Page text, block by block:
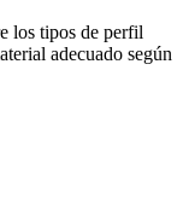
los tipos de perfil
adecuado según